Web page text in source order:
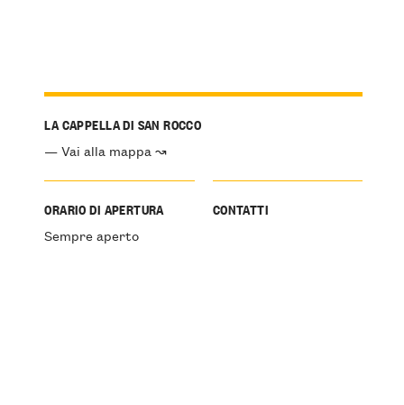
LA CAPPELLA DI SAN ROCCO
— Vai alla mappa ↝
ORARIO DI APERTURA
Sempre aperto
CONTATTI